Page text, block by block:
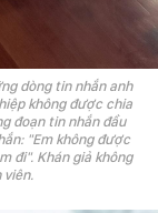
dòng tin nhắn anh
không được chia
đoạn tin nhắn đầu
"Em không được
đi". Khán giả không